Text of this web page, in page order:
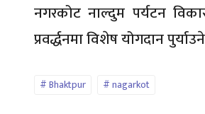
नगरकोट नाल्दुम पर्यटन
प्रवर्द्धनमा विशेष योगदान
Bhaktpur nagarkot